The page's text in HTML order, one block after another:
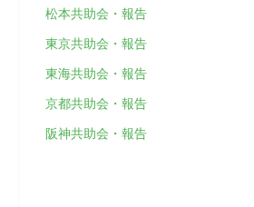
松本共助会・報告
東京共助会・報告
東海共助会・報告
京都共助会・報告
阪神共助会・報告